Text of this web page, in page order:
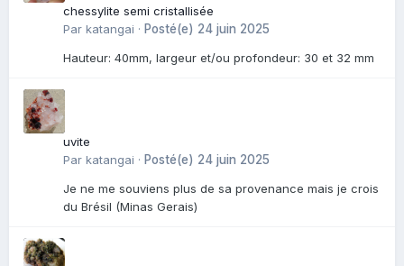
chessylite semi cristallisée
Par katangai · Posté(e) 24 juin 2025
Hauteur: 40mm, largeur et/ou profondeur: 30 et 32 mm
uvite
Par katangai · Posté(e) 24 juin 2025
Je ne me souviens plus de sa provenance mais je crois
du Brésil (Minas Gerais)